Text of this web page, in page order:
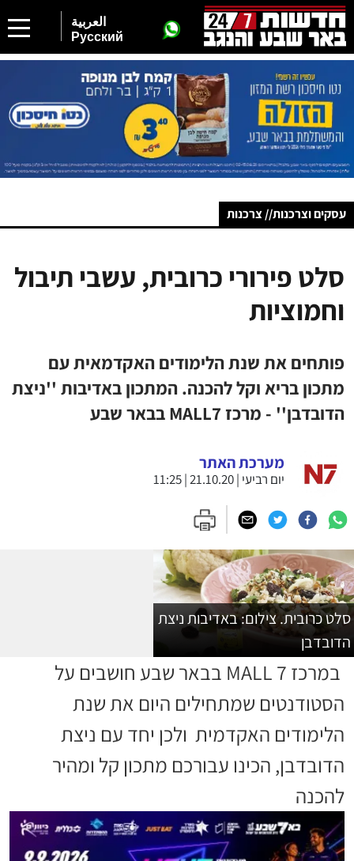
العربية
Русский
עסקים וצרכנות// צרכנות
סלט פירורי כרובית, עשבי תיבול
וחמוציות
פותחים את שנת הלימודים האקדמאית עם
מתכון בריא וקל להכנה. המתכון באדיבות ''ניצת
הדובדבן'' - מרכז MALL7 בבאר שבע
מערכת האתר
יום רביעי | 21.10.20 | 11:25
סלט כרובית. צילום: באדיבות ניצת
הדובדבן
במרכז MALL 7 בבאר שבע חושבים על
הסטודנטים שמתחילים היום את שנת
הלימודים האקדמית ולכן יחד עם ניצת
הדובדבן, הכינו עבורכם מתכון קל ומהיר
להכנה